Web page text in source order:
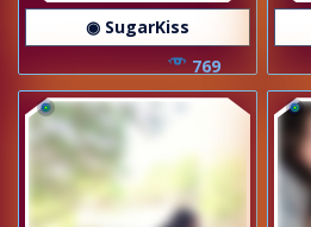
◉ SugarKiss
769